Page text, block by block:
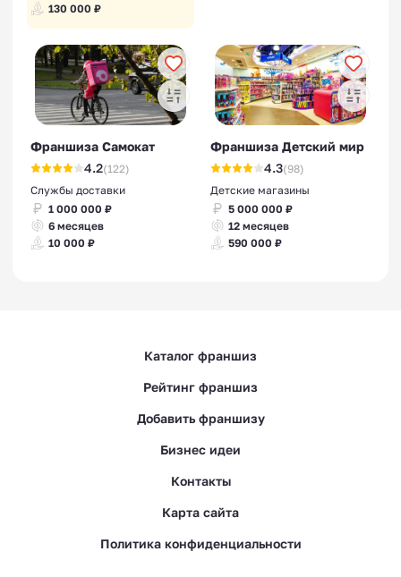
130 000 ₽
Франшиза Самокат
4.2(122)
Службы доставки
1 000 000 ₽
6 месяцев
10 000 ₽
Франшиза Детский мир
4.3(98)
Детские магазины
5 000 000 ₽
12 месяцев
590 000 ₽
Каталог франшиз
Рейтинг франшиз
Добавить франшизу
Бизнес идеи
Контакты
Карта сайта
Политика конфиденциальности